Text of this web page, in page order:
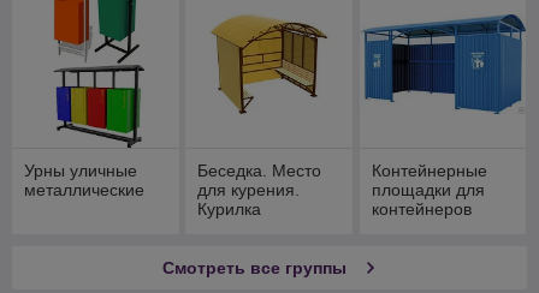
Урны уличные
металлические
Беседка. Место
для курения.
Курилка
Контейнерные
площадки для
контейнеров
Смотреть все группы